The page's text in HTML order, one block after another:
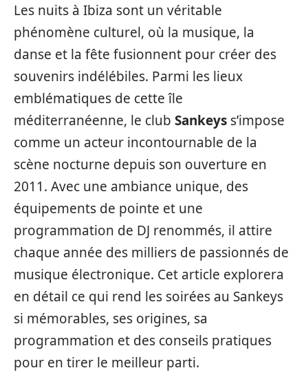
Les nuits à Ibiza sont un véritable
phénomène culturel, où la musique, la
danse et la fête fusionnent pour créer des
souvenirs indélébiles. Parmi les lieux
emblématiques de cette île
méditerranéenne, le club Sankeys s’impose
comme un acteur incontournable de la
scène nocturne depuis son ouverture en
2011. Avec une ambiance unique, des
équipements de pointe et une
programmation de DJ renommés, il attire
chaque année des milliers de passionnés de
musique électronique. Cet article explorera
en détail ce qui rend les soirées au Sankeys
si mémorables, ses origines, sa
programmation et des conseils pratiques
pour en tirer le meilleur parti.